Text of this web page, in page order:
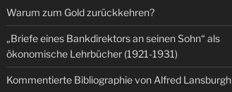
Warum zum Gold zurückkehren?
„Briefe eines Bankdirektors an seinen Sohn“ als
ökonomische Lehrbücher (1921-1931)
Kommentierte Bibliographie von Alfred Lansburgh